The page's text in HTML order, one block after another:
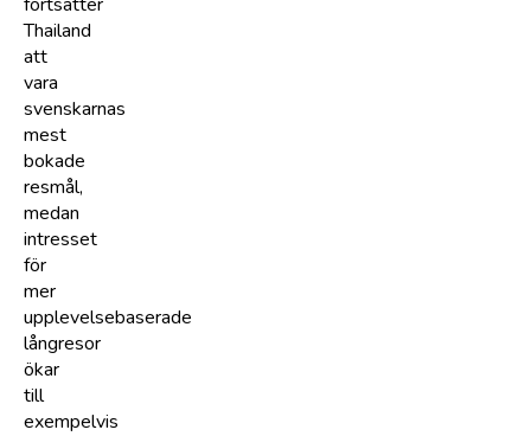
fortsätter
Thailand
att
vara
svenskarnas
mest
bokade
resmål,
medan
intresset
för
mer
upplevelsebaserade
långresor
ökar
till
exempelvis